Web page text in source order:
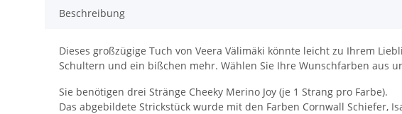
Beschreibung
Dieses großzügige Tuch von Veera Välimäki könnte leicht zu Ihrem
Schultern und ein bißchen mehr. Wählen Sie Ihre Wunschfarben aus
Sie benötigen drei Stränge Cheeky Merino Joy (je 1 Strang pro Farbe).
Das abgebildete Strickstück wurde mit den Farben Cornwall Schiefer,